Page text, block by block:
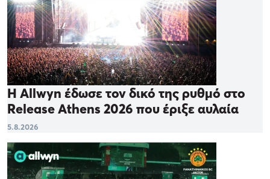
Η Allwyn έδωσε τον δικό της ρυθμό στο
Release Athens 2026 που έριξε αυλαία
5.8.2026